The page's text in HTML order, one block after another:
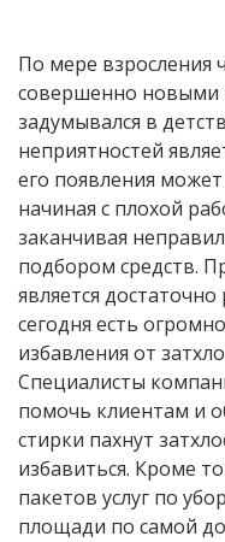
По мере взросления
совершенно новыми
задумывался в
неприятностей
его появления
начиная с плохой
заканчивая
подбором средств.
является
сегодня есть
избавления от
Специалисты
помочь клиентам и
стирки пахнут
избавиться. Кроме
пакетов услуг по
площади по самой